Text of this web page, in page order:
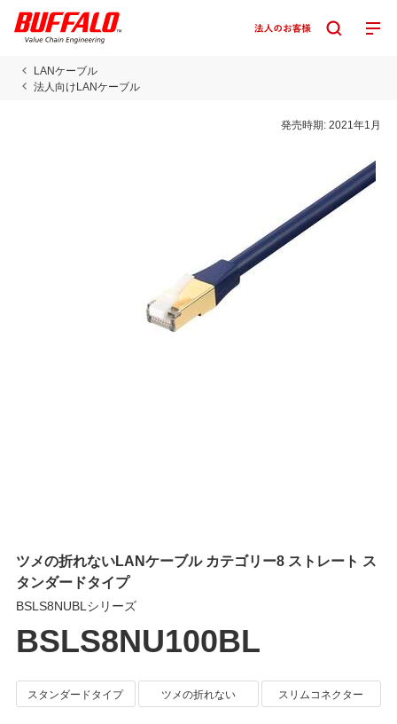
LANケーブル
法人向けLANケーブル
発売時期:2021年1月
ツメの折れないLANケーブル カテゴリー8 ストレート ス
タンダードタイプ
BSLS8NUBLシリーズ
BSLS8NU100BL
スタンダードタイプ ツメの折れない スリムコネクター